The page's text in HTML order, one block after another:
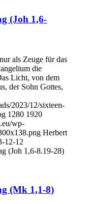
(Joh 1,6-
als Zeuge für das
die
Licht, von dem
der Sohn Gottes,
2023/12/sixteen-
1280 1920
wp-
Herbert
12-12
(Joh 1,6-8.19-28)
(Mk 1,1-8)